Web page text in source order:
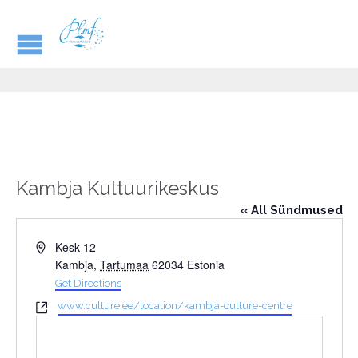
Kambja Kultuurikeskus
« All Sündmused
AddressKesk 12
Kambja, Tartumaa 62034 Estonia
Get Directions
Websitewww.culture.ee/location/kambja-culture-centre